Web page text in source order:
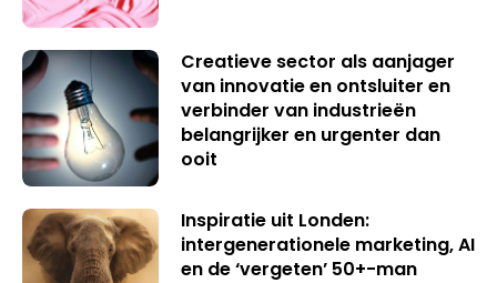
Creatieve sector als aanjager
van innovatie en ontsluiter en
verbinder van industrieën
belangrijker en urgenter dan
ooit
Inspiratie uit Londen:
intergenerationele marketing, AI
en de ‘vergeten’ 50+-man